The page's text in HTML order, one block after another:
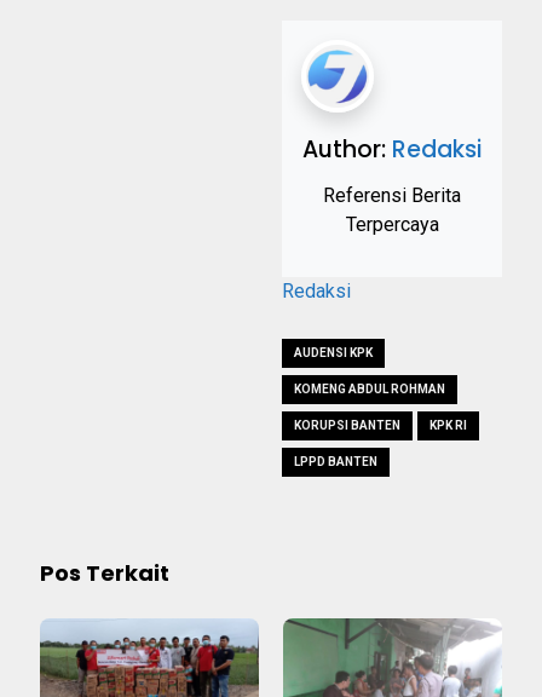
Author: Redaksi
Referensi Berita
Terpercaya
Redaksi
AUDENSI KPK
KOMENG ABDUL ROHMAN
KORUPSI BANTEN KPK RI
LPPD BANTEN
Pos Terkait